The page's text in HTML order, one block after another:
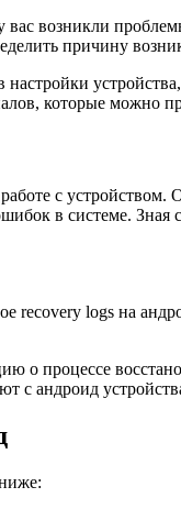
возникли
причину
которые можно
с
в системе.
recovery logs на
о процессе
с андроид